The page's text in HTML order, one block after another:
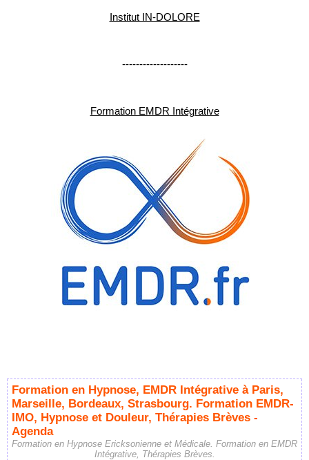
Institut IN-DOLORE
-------------------
Formation EMDR Intégrative
Formation en Hypnose, EMDR Intégrative à Paris,
Marseille, Bordeaux, Strasbourg. Formation EMDR-
IMO, Hypnose et Douleur, Thérapies Brèves -
Agenda
Formation en Hypnose Ericksonienne et Médicale. Formation en EMDR
Intégrative, Thérapies Brèves.